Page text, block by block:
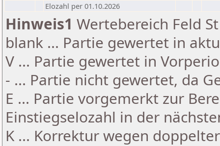
Elozahl per 01.10.2026
Hinweis1 Wertebereich Feld
blank ... Partie gewertet in
V ... Partie gewertet in
- ... Partie nicht gewertet, da
E ... Partie vorgemerkt zur
Einstiegselozahl in der
K ... Korrektur wegen